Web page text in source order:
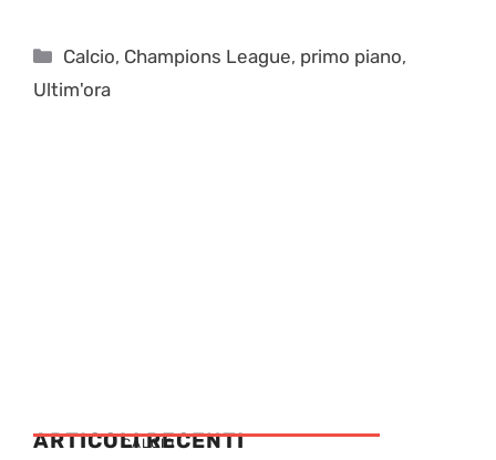
Categorie
Calcio, Champions League, primo piano,
Ultim'ora
ARTICOLI RECENTI
CALCIO